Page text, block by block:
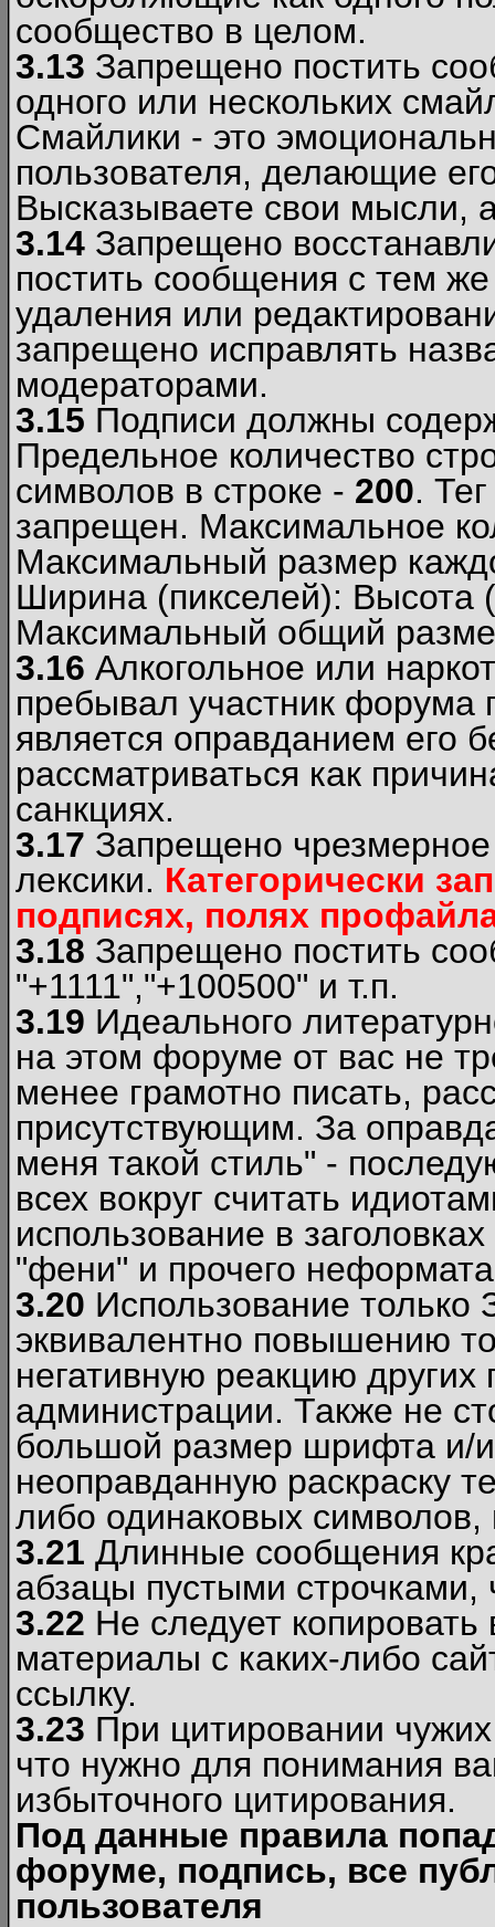
сообщество в целом.
3.13 Запрещено постить
одного или нескольких
Смайлики - это
пользователя, делающие
Высказываете свои мысли,
3.14 Запрещено
постить сообщения с тем
удаления или
запрещено исправлять
модераторами.
3.15 Подписи должны
Предельное количество
символов в строке - 200.
запрещен. Максимальное
Максимальный размер
Ширина (пикселей): Высота
Максимальный общий
3.16 Алкогольное или
пребывал участник форума
является оправданием его
рассматриваться как
санкциях.
3.17 Запрещено
лексики. Категорически
подписях, полях
3.18 Запрещено постить
"+1111","+100500" и т.п.
3.19 Идеального
на этом форуме от вас не
менее грамотно писать,
присутствующим. За
меня такой стиль" -
всех вокруг считать
использование в
"фени" и прочего
3.20 Использование
эквивалентно повышению
негативную реакцию
администрации. Также не
большой размер шрифта и/
неоправданную раскраску
либо одинаковых
3.21 Длинные сообщения
абзацы пустыми
3.22 Не следует
материалы c каких-либо
ссылку.
3.23 При цитировании
что нужно для понимания
избыточного цитирования.
Под данные правила
форуме, подпись, все
пользователя